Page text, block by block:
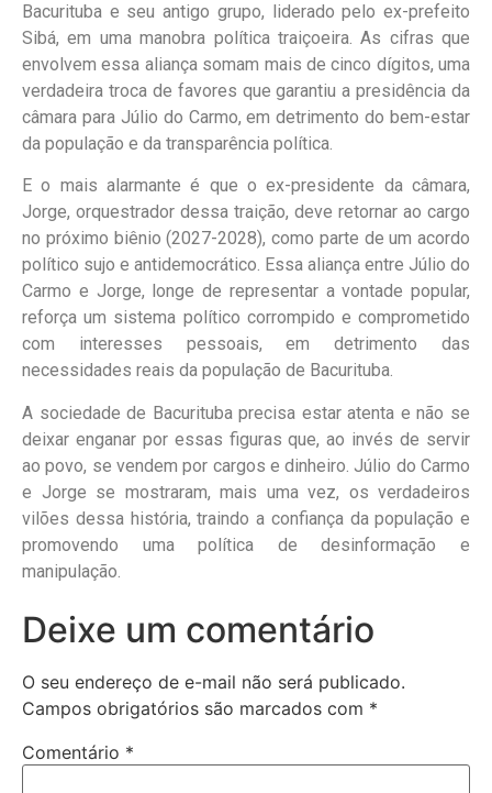
Bacurituba e seu antigo grupo, liderado pelo ex-prefeito
Sibá, em uma manobra política traiçoeira. As cifras que
envolvem essa aliança somam mais de cinco dígitos, uma
verdadeira troca de favores que garantiu a presidência da
câmara para Júlio do Carmo, em detrimento do bem-estar
da população e da transparência política.
E o mais alarmante é que o ex-presidente da câmara,
Jorge, orquestrador dessa traição, deve retornar ao cargo
no próximo biênio (2027-2028), como parte de um acordo
político sujo e antidemocrático. Essa aliança entre Júlio do
Carmo e Jorge, longe de representar a vontade popular,
reforça um sistema político corrompido e comprometido
com interesses pessoais, em detrimento das
necessidades reais da população de Bacurituba.
A sociedade de Bacurituba precisa estar atenta e não se
deixar enganar por essas figuras que, ao invés de servir
ao povo, se vendem por cargos e dinheiro. Júlio do Carmo
e Jorge se mostraram, mais uma vez, os verdadeiros
vilões dessa história, traindo a confiança da população e
promovendo uma política de desinformação e
manipulação.
Deixe um comentário
O seu endereço de e-mail não será publicado.
Campos obrigatórios são marcados com *
Comentário *